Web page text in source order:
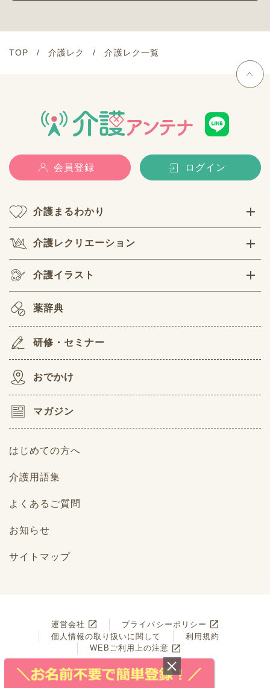
TOP 介護レク 介護レク一覧
会員登録 ログイン
介護まるわかり
介護レクリエーション
介護イラスト
薬辞典
研修・セミナー
おでかけ
マガジン
はじめての方へ
介護用語集
よくあるご質問
お知らせ
サイトマップ
運営会社
プライバシーポリシー
個人情報の取り扱いに関して
利用規約
WEBご利用上の注意